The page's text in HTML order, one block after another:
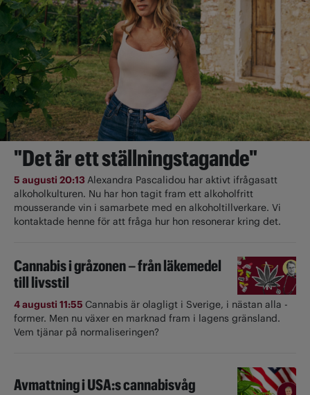
"Det är ett ställningstagande"
5 augusti 20:13Alexandra Pascalidou har aktivt ifrågasatt
alkoholkulturen. Nu har hon tagit fram ett alkoholfritt
mousserande vin i samarbete med en alkoholtillverkare. Vi
kontaktade henne för att fråga hur hon resonerar kring det.
Cannabis i gråzonen – från läkemedel
till livsstil
4 augusti 11:55 Cannabis är olagligt i ­Sverige, i nästan alla ­
former. Men nu växer en marknad fram i lagens gränsland.
Vem tjänar på normaliseringen?
Avmattning i USA:s cannabisvåg